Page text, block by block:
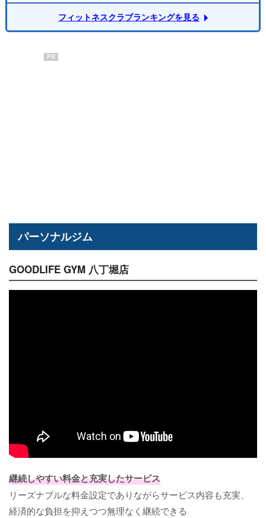
フィットネスクラブランキングを見る
PR
パーソナルジム
GOODLIFE GYM 八丁堀店
継続しやすい料金と充実したサービス
リーズナブルな料金設定でありながらサービス内容も充実、
経済的な負担を抑えつつ無理なく継続できる